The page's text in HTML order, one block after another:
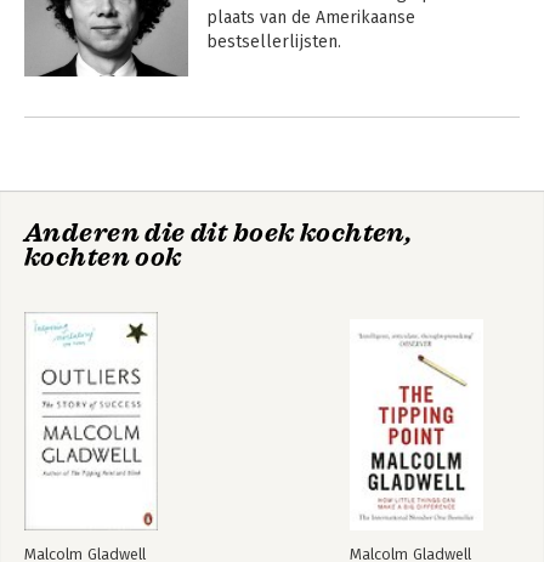
plaats van de Amerikaanse
bestsellerlijsten.
Andere boeken door Malcolm
We moeten het
weer hebben over
Uitblinkers
Anderen die dit boek kochten,
kochten ook
Malcolm Gladwell Malcolm Gladwell